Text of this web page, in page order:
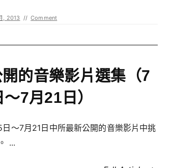
, 2013 // Comment
的音樂影片選集（7
7月21日）
日～7月21日中所最新公開的音樂影片中挑
...